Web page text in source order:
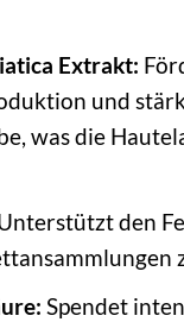
Extrakt:
und
was die
den
Spendet